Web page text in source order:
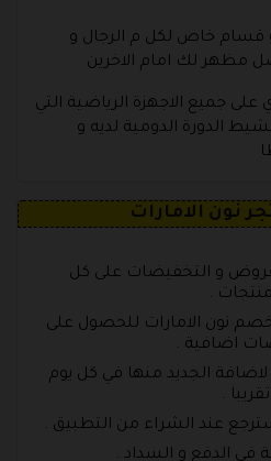
قسام خاص لكل م الرجال و
جميع الاجهزة الرياضية التي
الدورة الدومية لديه و
نون الامارات
و التخفيضات على كل
.
نون الامارات للحصول على
اضافية .
الجديد منها في كل يوم
تقريبا .
عند الشراء من التطبيق .
في الدفع و السداد .